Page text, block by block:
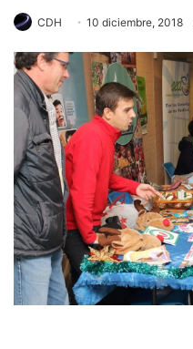
CDH 10 diciembre, 2018